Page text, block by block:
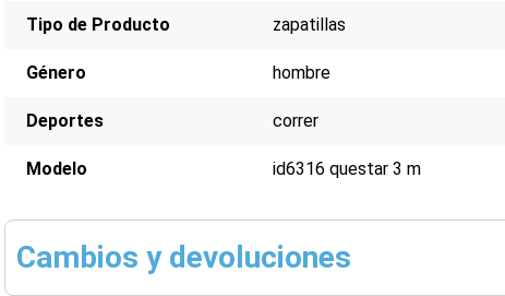
Tipo de Producto zapatillas
Género hombre
Deportes correr
Modelo id6316 questar 3 m
Cambios y devoluciones